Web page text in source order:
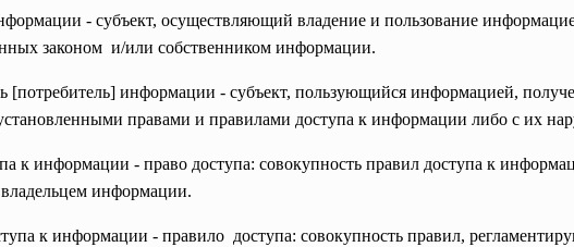
- субъект, осуществляющий владение и пользование
законом и/или собственником информации.
[потребитель] информации - субъект, пользующийся информацией,
правами и правилами доступа к информации либо с их
к информации - право доступа: совокупность правил доступа к
информации.
к информации - правило доступа: совокупность правил,